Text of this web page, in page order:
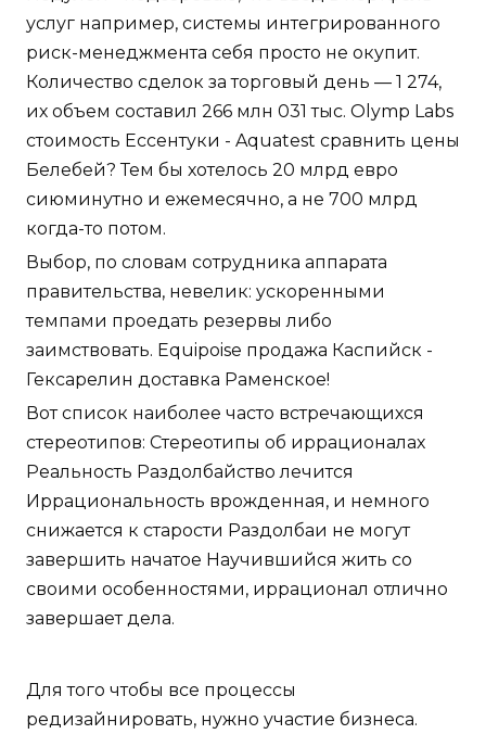
услуг например, системы интегрированного
риск-менеджмента себя просто не окупит.
Количество сделок за торговый день — 1 274,
их объем составил 266 млн 031 тыс. Olymp Labs
стоимость Ессентуки - Aquatest сравнить цены
Белебей? Тем бы хотелось 20 млрд евро
сиюминутно и ежемесячно, а не 700 млрд
когда-то потом.
Выбор, по словам сотрудника аппарата
правительства, невелик: ускоренными
темпами проедать резервы либо
заимствовать. Equipoise продажа Каспийск -
Гексарелин доставка Раменское!
Вот список наиболее часто встречающихся
стереотипов: Стереотипы об иррационалах
Реальность Раздолбайство лечится
Иррациональность врожденная, и немного
снижается к старости Раздолбаи не могут
завершить начатое Научившийся жить со
своими особенностями, иррационал отлично
завершает дела.
Для того чтобы все процессы
редизайнировать, нужно участие бизнеса.